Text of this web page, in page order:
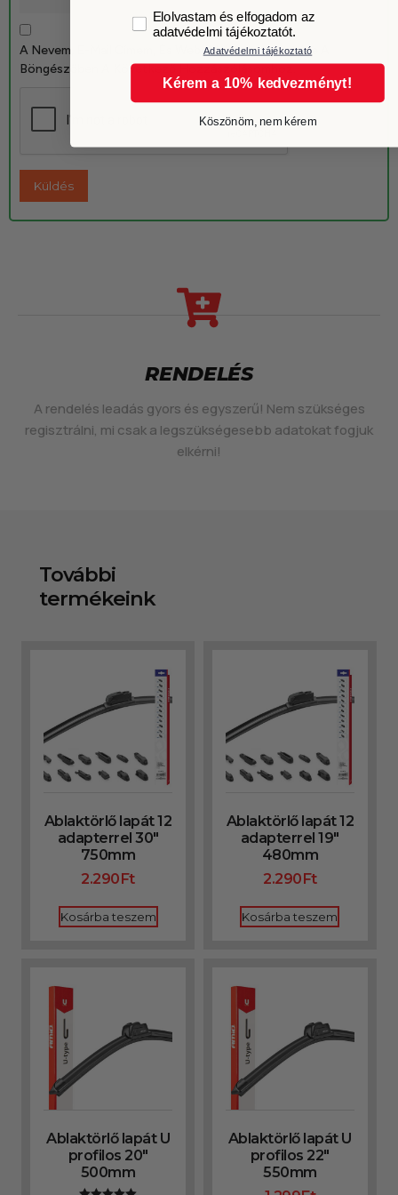
A Nevem, E-Mail Címem, És Weboldalcímem Mentése A
Böngészőben A Következő Hozzászólásomhoz.
RENDELÉS
A rendelés leadás gyors és egyszerű! Nem szükséges
regisztrálni, mi csak a legszükségesebb adatokat fogjuk
elkérni!
További
termékeink
Ablaktörlő lapát 12
adapterrel 30″
750mm
2.290Ft
Kosárba teszem
Ablaktörlő lapát 12
adapterrel 19″
480mm
2.290Ft
Kosárba teszem
Ablaktörlő lapát U
profilos 20″
500mm
Ablaktörlő lapát U
profilos 22″
550mm
GDPRElolvastam és elfogadom az
adatvédelmi tájékoztatót.
Adatvédelmi tájékoztató
Kérem a 10% kedvezményt!
Köszönöm, nem kérem